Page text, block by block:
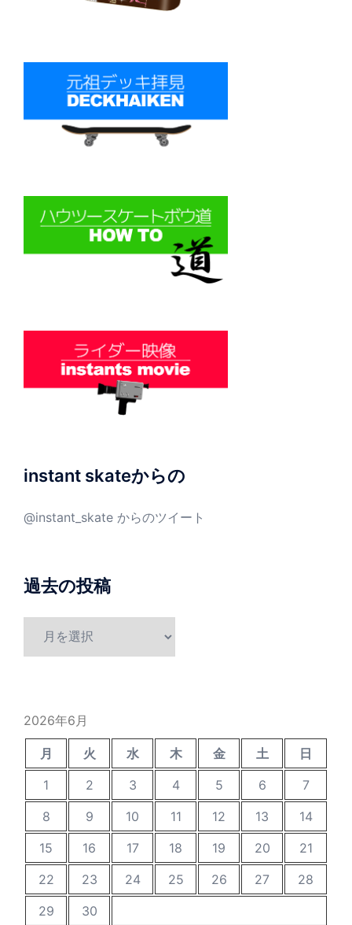
instant skateからの
@instant_skate からのツイート
過去の投稿
2026年6月
月 火 水 木 金 土
日
1
2 3 4 5 6
7
8
9 10 11 12 13
14
15
16 17 18 19 20
21
22
23 24 25 26 27
28
29
30